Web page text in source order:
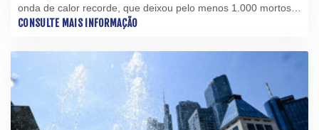
onda de calor recorde, que deixou pelo menos 1.000 mortos
na França ao final da semana passada.
CONSULTE MAIS INFORMAÇÃO